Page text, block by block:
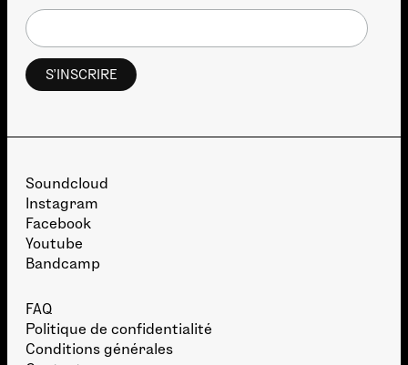
Soundcloud
Instagram
Facebook
Youtube
Bandcamp
FAQ
Politique de confidentialité
Conditions générales